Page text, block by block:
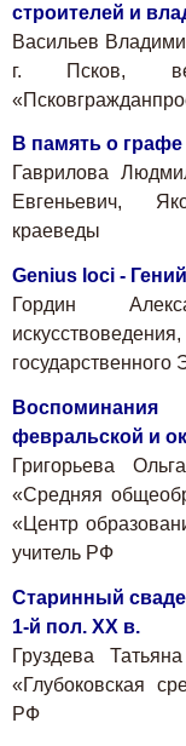
строителей и
Васильев
г. Псков,
В память о
Гаврилова
Евгеньевич,
краеведы
Genius loci -
Гордин
февральской и
Григорьева
«Средняя
«Центр
учитель РФ
Старинный
1-й пол. XX в.
Груздева
«Глубоковская
РФ